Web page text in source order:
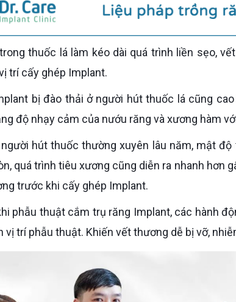
trí cấy ghép Implant.
độ nhạy cảm của nướu răng và xương hàm
quá trình tiêu xương cũng diễn ra nhanh hơn
trước khi cấy ghép Implant.
vị trí phẫu thuật. Khiến vết thương dễ bị vỡ,